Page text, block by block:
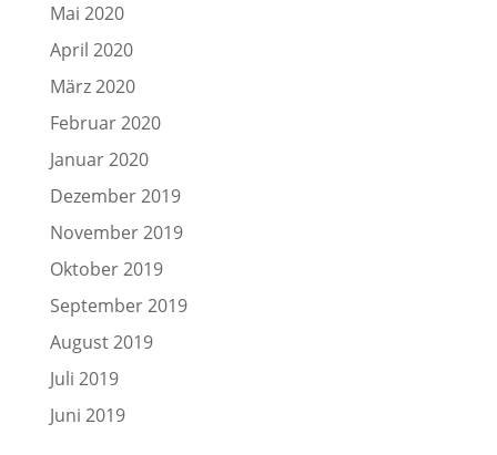
Mai 2020
April 2020
März 2020
Februar 2020
Januar 2020
Dezember 2019
November 2019
Oktober 2019
September 2019
August 2019
Juli 2019
Juni 2019